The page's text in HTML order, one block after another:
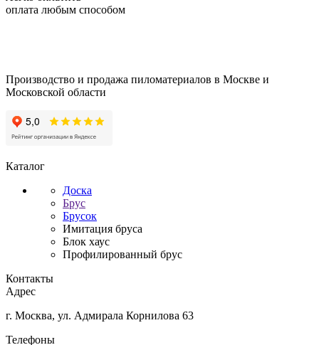
оплата любым способом
Производство и продажа пиломатериалов в Москве и
Московской области
Каталог
Доска
Брус
Брусок
Имитация бруса
Блок хаус
Профилированный брус
Контакты
Адрес
г. Москва, ул. Адмирала Корнилова 63
Телефоны